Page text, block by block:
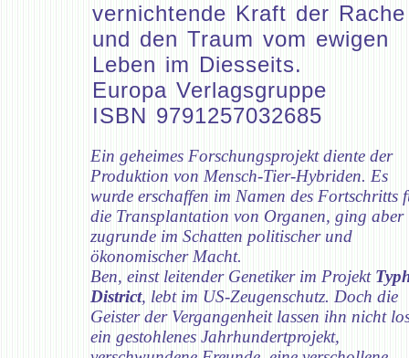
vernichtende Kraft der Rache
und den Traum vom ewigen
Leben im Diesseits.
Europa Verlagsgruppe
ISBN 9791257032685
Ein geheimes Forschungsprojekt diente der
Produktion von Mensch-Tier-Hybriden. Es
wurde erschaffen im Namen des Fortschritts
die Transplantation von Organen, ging aber
zugrunde im Schatten politischer und
ökonomischer Macht.
Ben, einst leitender Genetiker im Projekt
District, lebt im US-Zeugenschutz. Doch die
Geister der Vergangenheit lassen ihn nicht
ein gestohlenes Jahrhundertprojekt,